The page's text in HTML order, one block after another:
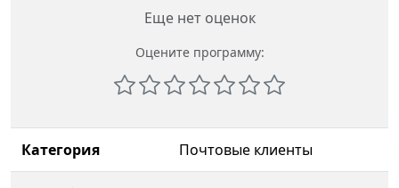
Еще нет оценок
Оцените программу:
Категория Почтовые клиенты